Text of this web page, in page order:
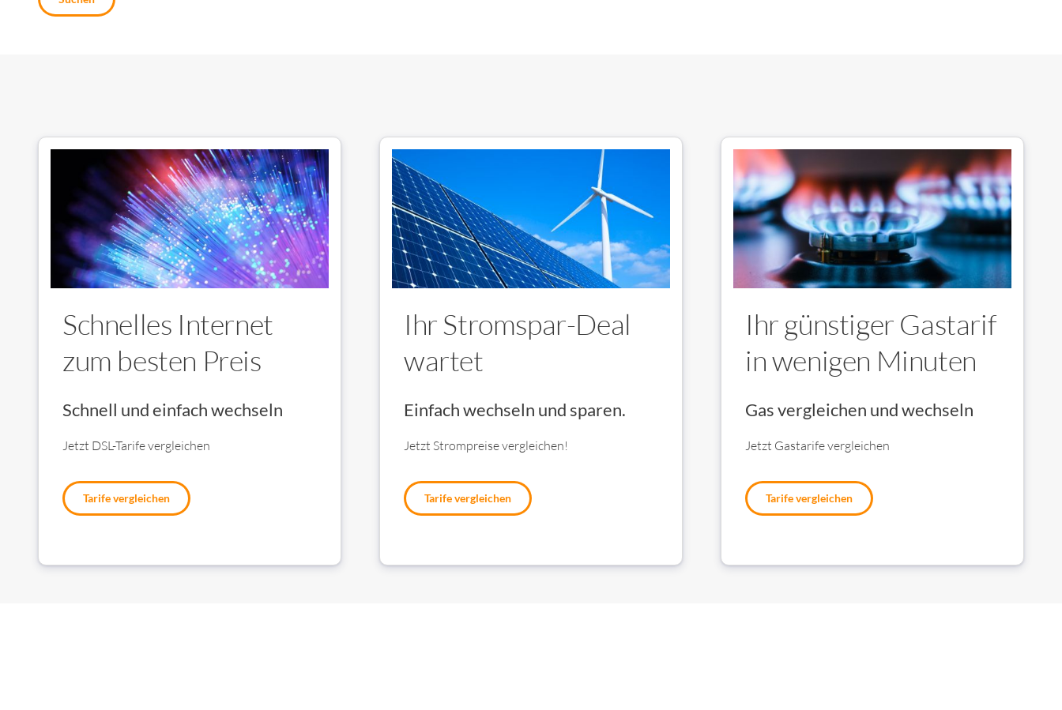
Schnelles Internet
zum besten Preis
Schnell und einfach wechseln
Jetzt DSL-Tarife vergleichen
Tarife vergleichen
Ihr Stromspar-Deal
wartet
Einfach wechseln und sparen.
Jetzt Strompreise vergleichen!
Tarife vergleichen
Ihr günstiger Gastarif
in wenigen Minuten
Gas vergleichen und wechseln
Jetzt Gastarife vergleichen
Tarife vergleichen